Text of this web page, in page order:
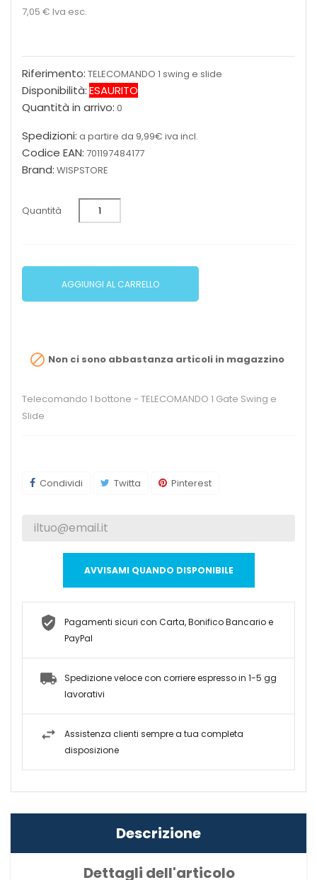
7,05 € Iva esc.
Riferimento: TELECOMANDO 1 swing e slide
Disponibilità:ESAURITO
Quantità in arrivo: 0
Spedizioni: a partire da 9,99€ iva incl.
Codice EAN: 701197484177
Brand: WISPSTORE
Quantità
AGGIUNGI AL CARRELLO
 Non ci sono abbastanza articoli in magazzino
Telecomando 1 bottone - TELECOMANDO 1 Gate Swing e
Slide
Condividi Twitta Pinterest
AVVISAMI QUANDO DISPONIBILE
Pagamenti sicuri con Carta, Bonifico Bancario e
PayPal
Spedizione veloce con corriere espresso in 1-5 gg
lavorativi
Assistenza clienti sempre a tua completa
disposizione
Descrizione
Dettagli dell'articolo